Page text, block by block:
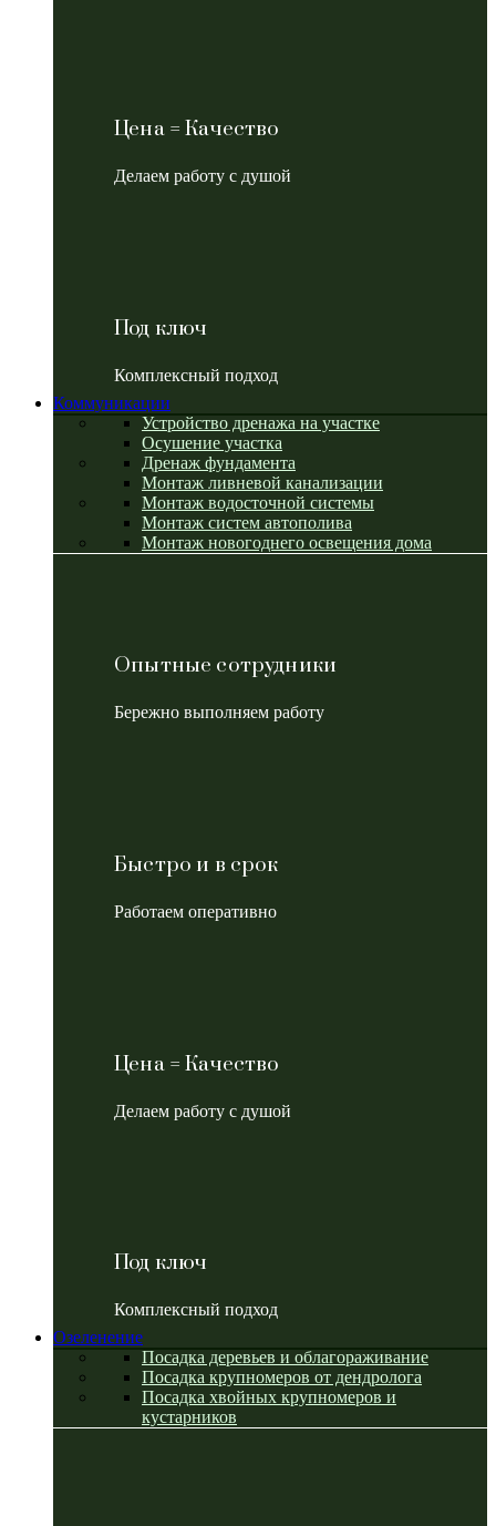
Цена = Качество
Делаем работу с душой
Под ключ
Комплексный подход
Коммуникации
Устройство дренажа на участке
Осушение участка
Дренаж фундамента
Монтаж ливневой канализации
Монтаж водосточной системы
Монтаж систем автополива
Монтаж новогоднего освещения дома
Опытные сотрудники
Бережно выполняем работу
Быстро и в срок
Работаем оперативно
Цена = Качество
Делаем работу с душой
Под ключ
Комплексный подход
Озеленение
Посадка деревьев и облагораживание
Посадка крупномеров от дендролога
Посадка хвойных крупномеров и
кустарников